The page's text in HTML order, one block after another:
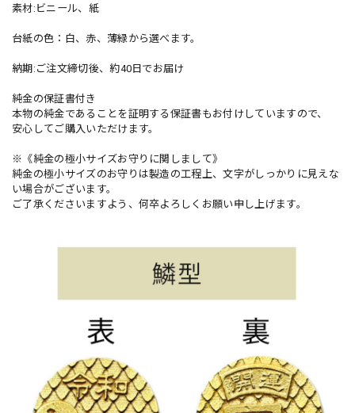
素材:ビニール、紙
台紙の色：白、赤、薄緑から選べます。
納期:ご注文締切後、約40日でお届け
純金の保証書付き
本物の純金であることを証明する保証書もお付けしていますので、
安心してご購入いただけます。
※《純金の極小サイズお守りに関しまして》
純金の極小サイズのお守りは製造の工程上、文字がしっかりに見えな
い場合がございます。
ご了承くださいますよう、何卒よろしくお願い申し上げます。